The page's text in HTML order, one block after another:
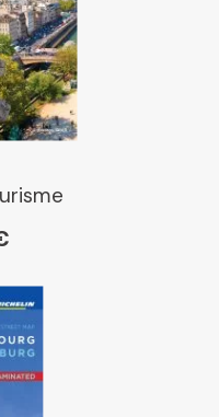
La Procure